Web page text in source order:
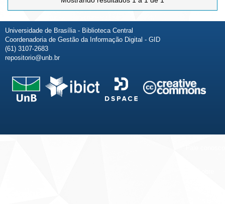
Universidade de Brasília - Biblioteca Central
Coordenadoria de Gestão da Informação Digital - GID
(61) 3107-2683
repositorio@unb.br